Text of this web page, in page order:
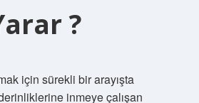
?
için sürekli bir arayışta
inmeye çalışan